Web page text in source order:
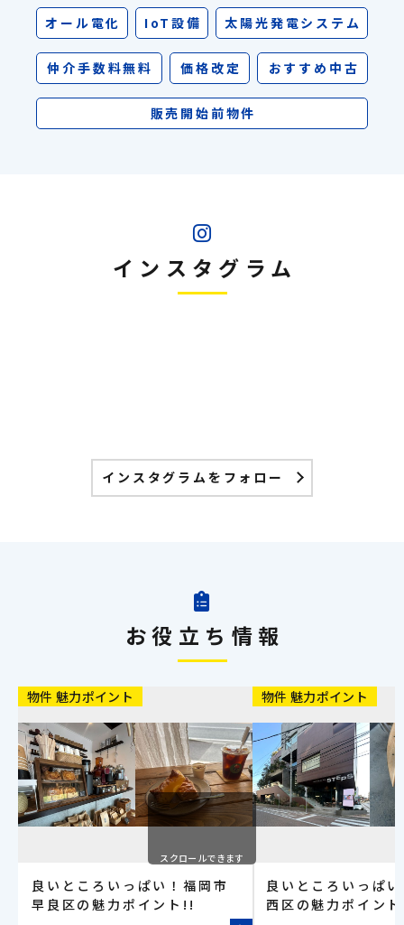
オール電化 IoT設備 太陽光発電システム
仲介手数料無料 価格改定 おすすめ中古
販売開始前物件
インスタグラム
インスタグラムをフォロー
お役立ち情報
物件 魅力ポイント
良いところいっぱい！福岡市
早良区の魅力ポイント!!
物件 魅力ポイント
良いところいっぱ
西区の魅力ポイン
スクロールできます